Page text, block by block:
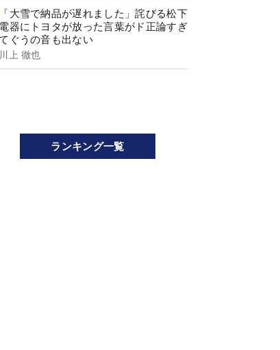
大雪で納品が遅れました」詫びる松下
電器にトヨタが放った言葉がド正論すぎ
ぐうの音も出ない
川上 徹也
ランキング一覧